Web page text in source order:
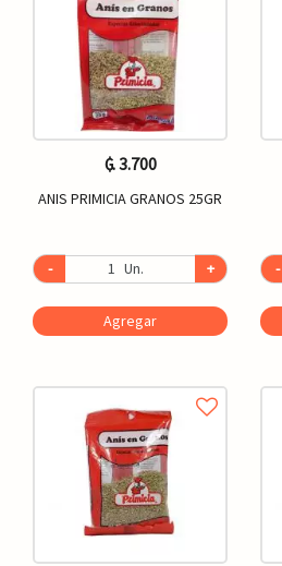
₲. 3.700
ANIS PRIMICIA GRANOS 25GR
- Un. +
Agregar
-